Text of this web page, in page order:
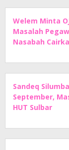
Welem Minta
Masalah
Nasabah
Sandeq
September,
HUT Sulbar